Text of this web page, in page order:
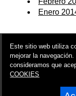
Enero
© 2006 - 2026 Portal
Síguenos en:
Este sitio web utiliza
mejorar la
consideramos que
COOKIES